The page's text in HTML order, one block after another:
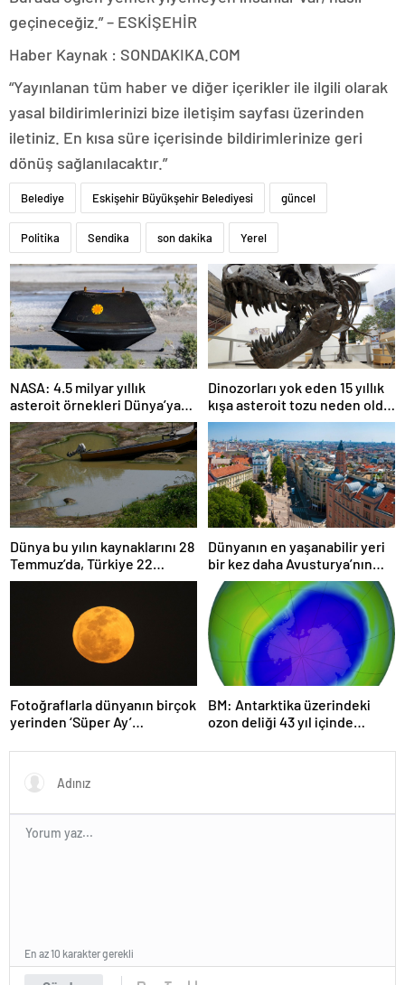
geçineceğiz.” – ESKİŞEHİR
Haber Kaynak : SONDAKIKA.COM
“Yayınlanan tüm haber ve diğer içerikler ile ilgili olarak
yasal bildirimlerinizi bize iletişim sayfası üzerinden
iletiniz. En kısa süre içerisinde bildirimlerinize geri
dönüş sağlanılacaktır.”
Belediye Eskişehir Büyükşehir Belediyesi güncel
Politika Sendika son dakika Yerel
NASA: 4.5 milyar yıllık
asteroit örnekleri Dünya’ya
getirildi; yaşamın
başlangıcına ışık tutabilir
Dinozorları yok eden 15 yıllık
kışa asteroit tozu neden oldu
| Araştırma
Dünya bu yılın kaynaklarını 28
Temmuz’da, Türkiye 22
Haziran’da tüketti
Dünyanın en yaşanabilir yeri
bir kez daha Avusturya’nın
başkenti Viyana oldu
Fotoğraflarla dünyanın birçok
yerinden ‘Süper Ay’
BM: Antarktika üzerindeki
ozon deliği 43 yıl içinde
En az 10 karakter gerekli